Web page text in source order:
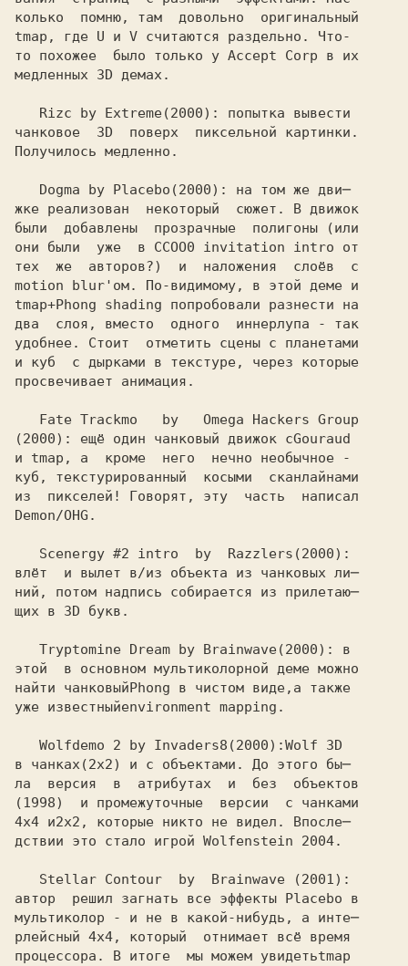
колько  помню, там  довольно  оригинальный
tmap, где U и V считаются раздельно. Что-
то похожее  было только у Accept Corp в их
медленных 3D демах.
   Rizc by Extreme
чанковое  3D  поверх  пиксельной картинки.
Получилось медленно.
   Dogma by Placebo
жке реализован  некоторый  сюжет. В движок
были  добавлены  прозрачные  полигоны (или
они были  уже  в CCOO0 invitation intro от
тех  же  авторов?)  и  наложения  слоёв  с
motion blur'ом. По-видимому, в этой деме и
tmap+Phong shading попробовали разнести на
два  слоя, вместо  одного  иннерлупа - так
удобнее. Стоит  отметить сцены с планетами
и куб  с дырками в текстуре, через которые
просвечивает анимация.
(2000): ещё один чанковый движок сGouraud
и
куб, текстурированный  косыми  сканлайнами
из  пикселей! Говорят, эту  часть  написал
Demon/OHG.
   Scenergy #2 intro  by  Razzlers
влёт  и вылет в/из объекта из чанковых ли─
ний, потом надпись собирается из прилетаю─
щих в 3D букв.
   Tryptomine Dream by Brainwave
этой  в основном мультиколорной деме можно
найти чанковый
уже известный
   Wolfdemo 2 by Invaders8
(2000):
в чанках
ла  версия  в  атрибутах  и  без  объектов
(1998)  и промежуточные  версии  с чанками
4x4 и
дствии это стало игрой Wolfenstein 2004.
   Stellar Contour  by  Brainwave
автор  решил загнать все эффекты Placebo в
мультиколор - и не в какой-нибудь, а инте─
рлейсный
процессора. В итоге  мы можем увидеть